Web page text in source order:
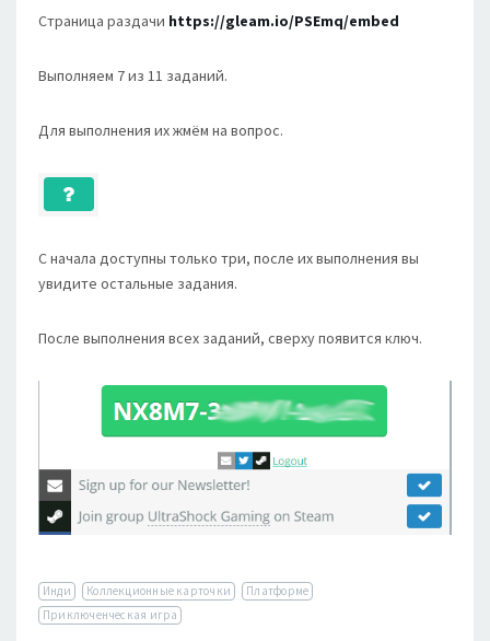
Страница раздачи https://gleam.io/PSEmq/embed
Выполняем 7 из 11 заданий.
Для выполнения их жмём на вопрос.
С начала доступны только три, после их выполнения вы
увидите остальные задания.
После выполнения всех заданий, сверху появится ключ.
Инди Коллекционные карточки
Платформе
Приключенческая игра